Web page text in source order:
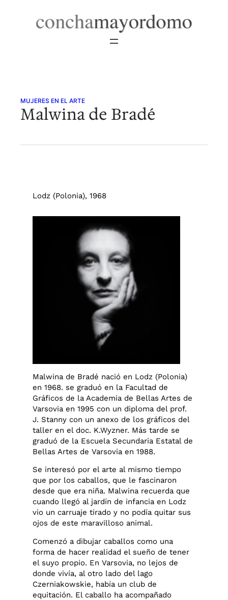
MUJERES EN EL ARTE
Malwina de Bradé
Lodz (Polonia), 1968
Malwina de Bradé nació en Lodz (Polonia)
en 1968. se graduó en la Facultad de
Gráficos de la Academia de Bellas Artes de
Varsovia en 1995 con un diploma del prof.
J. Stanny con un anexo de los gráficos del
taller en el doc. K.Wyzner. Más tarde se
graduó de la Escuela Secundaria Estatal de
Bellas Artes de Varsovia en 1988.
Se interesó por el arte al mismo tiempo
que por los caballos, que le fascinaron
desde que era niña. Malwina recuerda que
cuando llegó al jardín de infancia en Lodz
vio un carruaje tirado y no podía quitar sus
ojos de este maravilloso animal.
Comenzó a dibujar caballos como una
forma de hacer realidad el sueño de tener
el suyo propio. En Varsovia, no lejos de
donde vivía, al otro lado del lago
Czerniakowskie, había un club de
equitación. El caballo ha acompañado